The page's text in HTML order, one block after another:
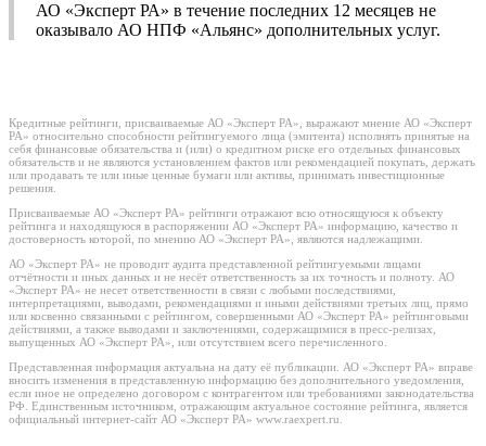
АО «Эксперт РА» в течение последних 12 месяцев не
оказывало АО НПФ «Альянс» дополнительных услуг.
Кредитные рейтинги, присваиваемые АО «Эксперт РА», выражают мнение АО «Эксперт
РА» относительно способности рейтингуемого лица (эмитента) исполнять принятые на
себя финансовые обязательства и (или) о кредитном риске его отдельных финансовых
обязательств и не являются установлением фактов или рекомендацией покупать, держать
или продавать те или иные ценные бумаги или активы, принимать инвестиционные
решения.
Присваиваемые АО «Эксперт РА» рейтинги отражают всю относящуюся к объекту
рейтинга и находящуюся в распоряжении АО «Эксперт РА» информацию, качество и
достоверность которой, по мнению АО «Эксперт РА», являются надлежащими.
АО «Эксперт РА» не проводит аудита представленной рейтингуемыми лицами
отчётности и иных данных и не несёт ответственность за их точность и полноту. АО
«Эксперт РА» не несет ответственности в связи с любыми последствиями,
интерпретациями, выводами, рекомендациями и иными действиями третьих лиц, прямо
или косвенно связанными с рейтингом, совершенными АО «Эксперт РА» рейтинговыми
действиями, а также выводами и заключениями, содержащимися в пресс-релизах,
выпущенных АО «Эксперт РА», или отсутствием всего перечисленного.
Представленная информация актуальна на дату её публикации. АО «Эксперт РА» вправе
вносить изменения в представленную информацию без дополнительного уведомления,
если иное не определено договором с контрагентом или требованиями законодательства
РФ. Единственным источником, отражающим актуальное состояние рейтинга, является
официальный интернет-сайт АО «Эксперт РА» www.raexpert.ru.